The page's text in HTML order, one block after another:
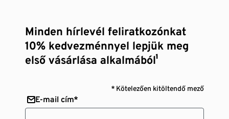
Minden hírlevél feliratkozónkat
10% kedvezménnyel lepjük meg
első vásárlása alkalmából¹
* Kötelezően kitöltendő mező
E-mail cím*